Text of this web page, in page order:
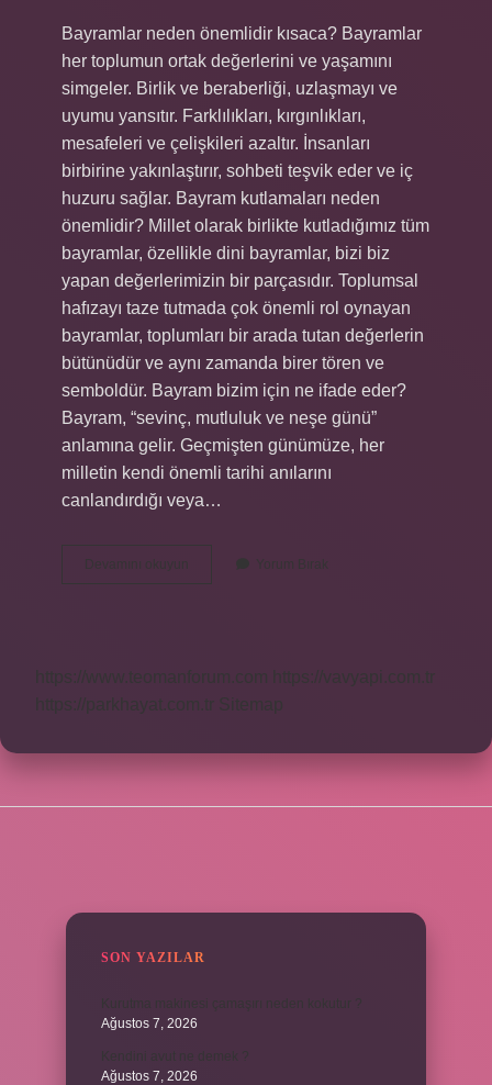
Bayramlar neden önemlidir kısaca? Bayramlar
her toplumun ortak değerlerini ve yaşamını
simgeler. Birlik ve beraberliği, uzlaşmayı ve
uyumu yansıtır. Farklılıkları, kırgınlıkları,
mesafeleri ve çelişkileri azaltır. İnsanları
birbirine yakınlaştırır, sohbeti teşvik eder ve iç
huzuru sağlar. Bayram kutlamaları neden
önemlidir? Millet olarak birlikte kutladığımız tüm
bayramlar, özellikle dini bayramlar, bizi biz
yapan değerlerimizin bir parçasıdır. Toplumsal
hafızayı taze tutmada çok önemli rol oynayan
bayramlar, toplumları bir arada tutan değerlerin
bütünüdür ve aynı zamanda birer tören ve
semboldür. Bayram bizim için ne ifade eder?
Bayram, “sevinç, mutluluk ve neşe günü”
anlamına gelir. Geçmişten günümüze, her
milletin kendi önemli tarihi anılarını
canlandırdığı veya…
Devamını okuyun
Bayramlaşmanın
Önemi
Yorum Bırak
https://www.teomanforum.com
https://vavyapi.com.tr
https://parkhayat.com.tr
Sitemap
SON YAZILAR
Ağustos 7, 2026
Ağustos 7, 2026